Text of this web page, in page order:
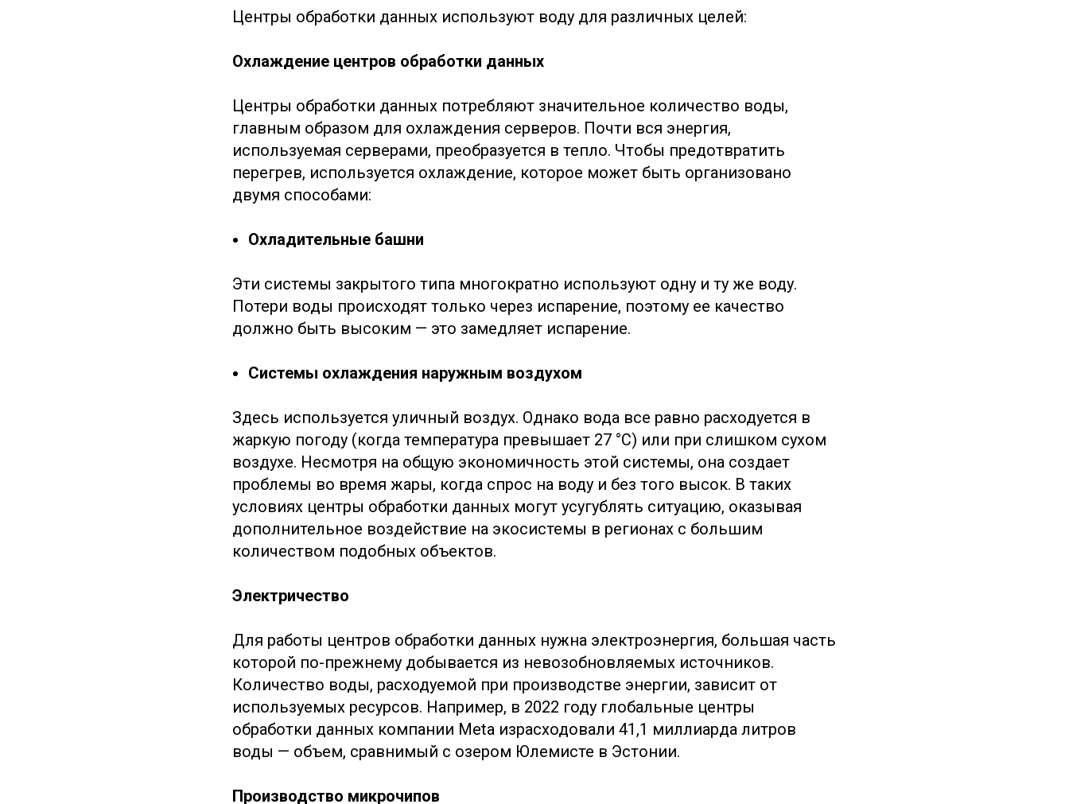
Центры обработки данных используют воду для различных целей:
Охлаждение центров обработки данных
Центры обработки данных потребляют значительное количество воды,
главным образом для охлаждения серверов. Почти вся энергия,
используемая серверами, преобразуется в тепло. Чтобы предотвратить
перегрев, используется охлаждение, которое может быть организовано
двумя способами:
Охладительные башни
Эти системы закрытого типа многократно используют одну и ту же воду.
Потери воды происходят только через испарение, поэтому ее качество
должно быть высоким — это замедляет испарение.
Системы охлаждения наружным воздухом
Здесь используется уличный воздух. Однако вода все равно расходуется в
жаркую погоду (когда температура превышает 27 °C) или при слишком сухом
воздухе. Несмотря на общую экономичность этой системы, она создает
проблемы во время жары, когда спрос на воду и без того высок. В таких
условиях центры обработки данных могут усугублять ситуацию, оказывая
дополнительное воздействие на экосистемы в регионах с большим
количеством подобных объектов.
Электричество
Для работы центров обработки данных нужна электроэнергия, большая часть
которой по-прежнему добывается из невозобновляемых источников.
Количество воды, расходуемой при производстве энергии, зависит от
используемых ресурсов. Например, в 2022 году глобальные центры
обработки данных компании Meta израсходовали 41,1 миллиарда литров
воды — объем, сравнимый с озером Юлемисте в Эстонии.
Производство микрочипов